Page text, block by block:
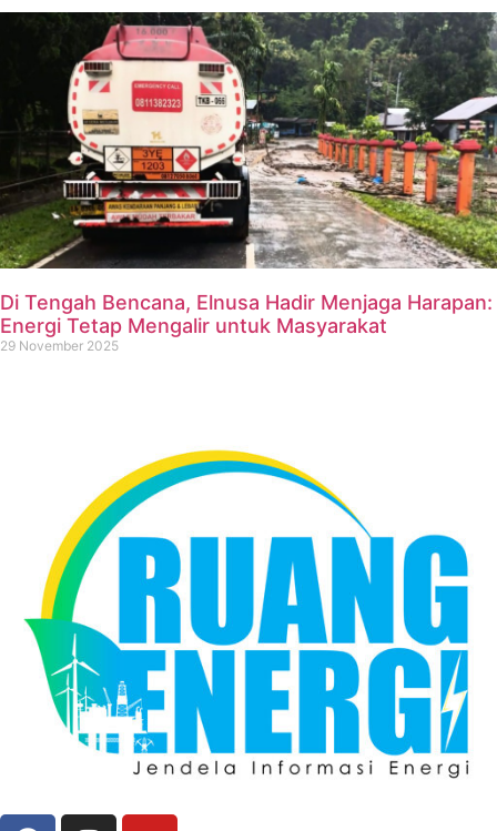
Di Tengah Bencana, Elnusa Hadir Menjaga Harapan:
Energi Tetap Mengalir untuk Masyarakat
29 November 2025